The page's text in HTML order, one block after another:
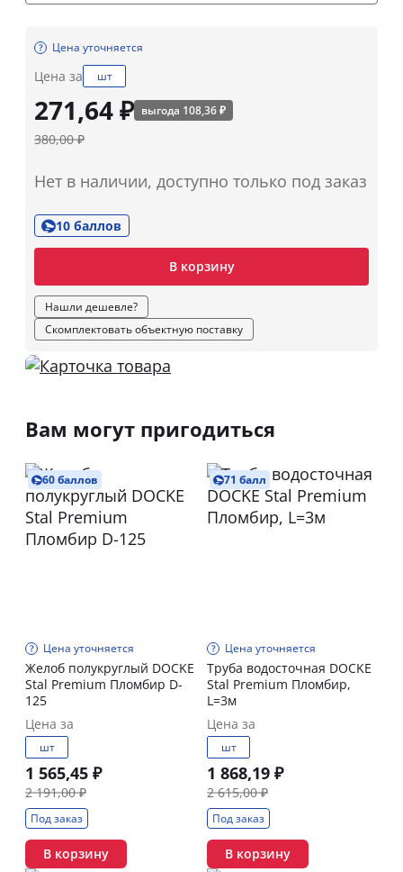
Цена уточняется
Цена за шт
271,64 ₽ выгода 108,36 ₽
380,00 ₽
Нет в наличии, доступно только под заказ
10 баллов
В корзину
Нашли дешевле?
Скомплектовать объектную поставку
Вам могут пригодиться
60 баллов
Цена уточняется
Желоб полукруглый DOCKE
Stal Premium Пломбир D-
125
Цена за
шт
1 565,45 ₽
2 191,00 ₽
Под заказ
В корзину
71 балл
Цена уточняется
Труба водосточная DOCKE
Stal Premium Пломбир,
L=3м
Цена за
шт
1 868,19 ₽
2 615,00 ₽
Под заказ
В корзину